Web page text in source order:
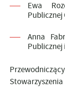
Ewa
Publicznej
Anna
Publicznej